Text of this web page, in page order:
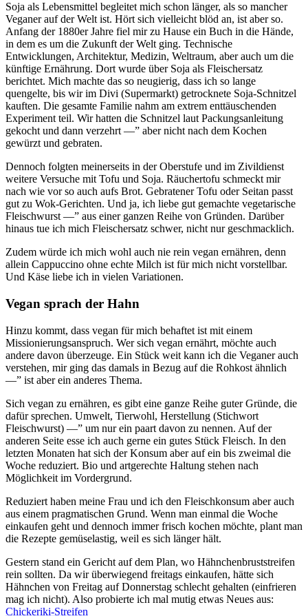
Soja als Lebensmittel begleitet mich schon länger, als so mancher
Veganer auf der Welt ist. Hört sich vielleicht blöd an, ist aber so.
Anfang der 1880er Jahre fiel mir zu Hause ein Buch in die Hände,
in dem es um die Zukunft der Welt ging. Technische
Entwicklungen, Architektur, Medizin, Weltraum, aber auch um die
künftige Ernährung. Dort wurde über Soja als Fleischersatz
berichtet. Mich machte das so neugierig, dass ich so lange
quengelte, bis wir im Divi (Supermarkt) getrocknete Soja-Schnitzel
kauften. Die gesamte Familie nahm am extrem enttäuschenden
Experiment teil. Wir hatten die Schnitzel laut Packungsanleitung
gekocht und dann verzehrt —” aber nicht nach dem Kochen
gewürzt und gebraten.
Dennoch folgten meinerseits in der Oberstufe und im Zivildienst
weitere Versuche mit Tofu und Soja. Räuchertofu schmeckt mir
nach wie vor so auch aufs Brot. Gebratener Tofu oder Seitan passt
gut zu Wok-Gerichten. Und ja, ich liebe gut gemachte vegetarische
Fleischwurst —” aus einer ganzen Reihe von Gründen. Darüber
hinaus tue ich mich Fleischersatz schwer, nicht nur geschmacklich.
Zudem würde ich mich wohl auch nie rein vegan ernähren, denn
allein Cappuccino ohne echte Milch ist für mich nicht vorstellbar.
Und Käse liebe ich in vielen Variationen.
Vegan sprach der Hahn
Hinzu kommt, dass vegan für mich behaftet ist mit einem
Missionierungsanspruch. Wer sich vegan ernährt, möchte auch
andere davon überzeuge. Ein Stück weit kann ich die Veganer auch
verstehen, mir ging das damals in Bezug auf die Rohkost ähnlich
—” ist aber ein anderes Thema.
Sich vegan zu ernähren, es gibt eine ganze Reihe guter Gründe, die
dafür sprechen. Umwelt, Tierwohl, Herstellung (Stichwort
Fleischwurst) —” um nur ein paart davon zu nennen. Auf der
anderen Seite esse ich auch gerne ein gutes Stück Fleisch. In den
letzten Monaten hat sich der Konsum aber auf ein bis zweimal die
Woche reduziert. Bio und artgerechte Haltung stehen nach
Möglichkeit im Vordergrund.
Reduziert haben meine Frau und ich den Fleischkonsum aber auch
aus einem pragmatischen Grund. Wenn man einmal die Woche
einkaufen geht und dennoch immer frisch kochen möchte, plant man
die Rezepte gemüselastig, weil es sich länger hält.
Gestern stand ein Gericht auf dem Plan, wo Hähnchenbruststreifen
rein sollten. Da wir überwiegend freitags einkaufen, hätte sich
Hähnchen von Freitag auf Donnerstag schlecht gehalten (einfrieren
mag ich nicht). Also probierte ich mal mutig etwas Neues aus:
Chickeriki-Streifen